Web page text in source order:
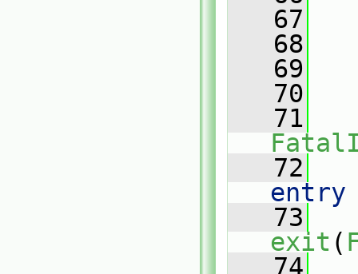
   67
   68
   69
   70
   71
   72
   73
exit (
   74